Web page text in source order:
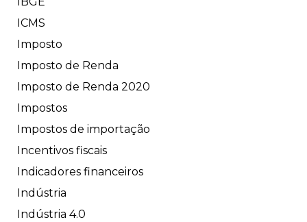
ICMS
Imposto
Imposto de Renda
Imposto de Renda 2020
Impostos
Impostos de importação
Incentivos fiscais
Indicadores financeiros
Indústria
Indústria 4.0